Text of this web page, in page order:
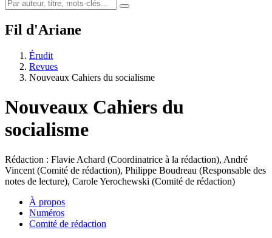
Fil d'Ariane
Érudit
Revues
Nouveaux Cahiers du socialisme
Nouveaux Cahiers du
socialisme
Rédaction : Flavie Achard (Coordinatrice à la rédaction), André
Vincent (Comité de rédaction), Philippe Boudreau (Responsable des
notes de lecture), Carole Yerochewski (Comité de rédaction)
À propos
Numéros
Comité de rédaction